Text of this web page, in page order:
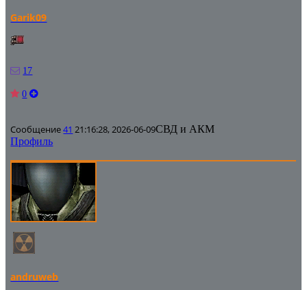
Garik09
17
0
Сообщение41 21:16:28, 2026-06-09СВД и АКМ
Профиль
andruweb